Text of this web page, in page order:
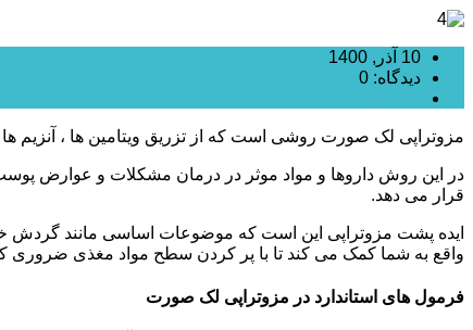
10 آذر, 1400
دیدگاه: 0
مزوتراپی لک صورت روشی است که از تزریق ویتامین ها ،
در این روش داروها و مواد موثر در درمان مشکلات و عوارض
قرار می دهد.
ایده پشت مزوتراپی این است که موضوعات اساسی مانند
واقع به شما کمک می کند تا با پر کردن سطح مواد مغذی ضروری
فرمول های استاندارد در مزوتراپی لک صورت